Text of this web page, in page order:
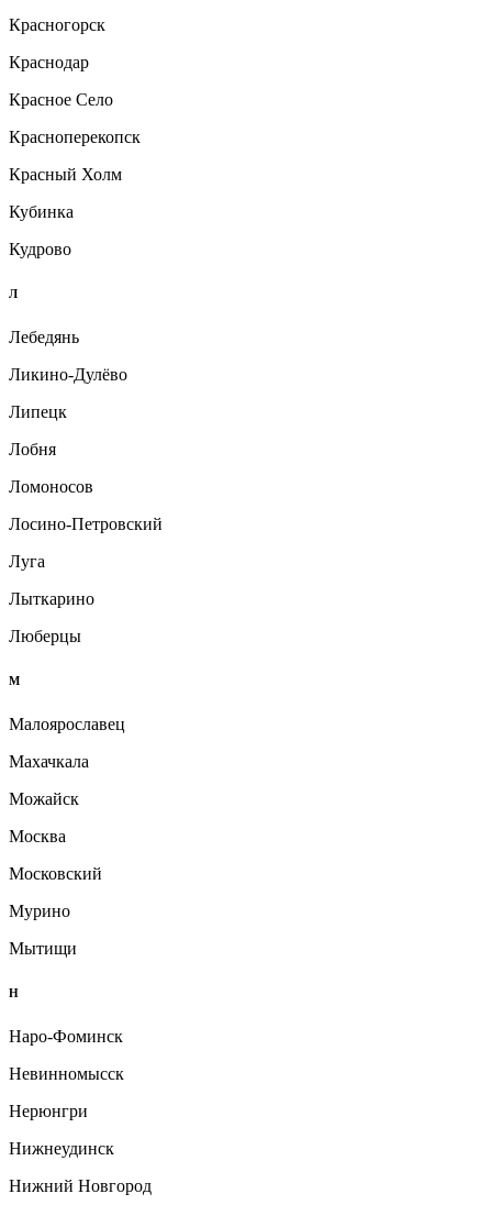
Красногорск
Краснодар
Красное Село
Красноперекопск
Красный Холм
Кубинка
Кудрово
Л
Лебедянь
Ликино-Дулёво
Липецк
Лобня
Ломоносов
Лосино-Петровский
Луга
Лыткарино
Люберцы
М
Малоярославец
Махачкала
Можайск
Москва
Московский
Мурино
Мытищи
Н
Наро-Фоминск
Невинномысск
Нерюнгри
Нижнеудинск
Нижний Новгород